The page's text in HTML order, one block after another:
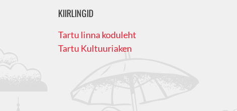
KIIRLINGID
Tartu linna koduleht
Tartu Kultuuriaken